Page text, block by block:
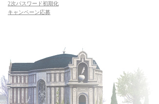
2次パスワード初期化
キャンペーン応募